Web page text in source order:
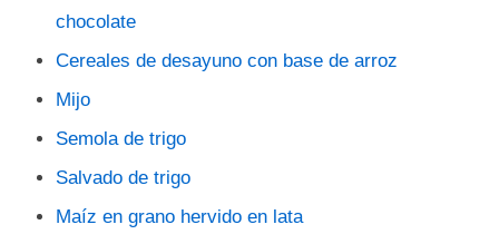
chocolate
Cereales de desayuno con base de arroz
Mijo
Semola de trigo
Salvado de trigo
Maíz en grano hervido en lata